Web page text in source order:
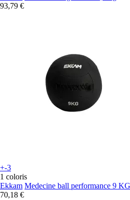
93,79 €
+-3
1 coloris
Ekkam Medecine ball performance 9 KG
70,18 €